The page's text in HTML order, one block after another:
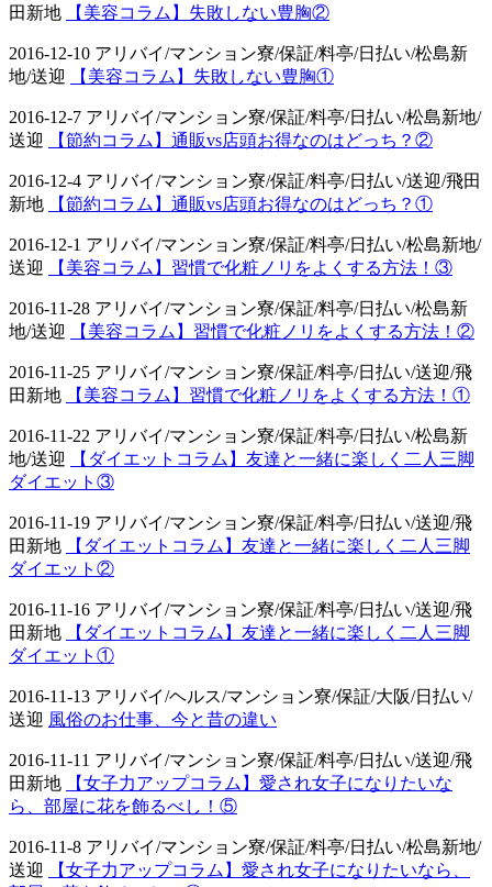
田新地
【美容コラム】失敗しない豊胸②
2016-12-10 アリバイ/マンション寮/保証/料亭/日払い/松島新
地/送迎
【美容コラム】失敗しない豊胸①
2016-12-7 アリバイ/マンション寮/保証/料亭/日払い/松島新地/
送迎
【節約コラム】通販vs店頭お得なのはどっち？②
2016-12-4 アリバイ/マンション寮/保証/料亭/日払い/送迎/飛田
新地
【節約コラム】通販vs店頭お得なのはどっち？①
2016-12-1 アリバイ/マンション寮/保証/料亭/日払い/松島新地/
送迎
【美容コラム】習慣で化粧ノリをよくする方法！③
2016-11-28 アリバイ/マンション寮/保証/料亭/日払い/松島新
地/送迎
【美容コラム】習慣で化粧ノリをよくする方法！②
2016-11-25 アリバイ/マンション寮/保証/料亭/日払い/送迎/飛
田新地
【美容コラム】習慣で化粧ノリをよくする方法！①
2016-11-22 アリバイ/マンション寮/保証/料亭/日払い/松島新
地/送迎
【ダイエットコラム】友達と一緒に楽しく二人三脚
ダイエット③
2016-11-19 アリバイ/マンション寮/保証/料亭/日払い/送迎/飛
田新地
【ダイエットコラム】友達と一緒に楽しく二人三脚
ダイエット②
2016-11-16 アリバイ/マンション寮/保証/料亭/日払い/送迎/飛
田新地
【ダイエットコラム】友達と一緒に楽しく二人三脚
ダイエット①
2016-11-13 アリバイ/ヘルス/マンション寮/保証/大阪/日払い/
送迎 風俗のお仕事、今と昔の違い
2016-11-11 アリバイ/マンション寮/保証/料亭/日払い/送迎/飛
田新地
【女子力アップコラム】愛され女子になりたいな
ら、部屋に花を飾るべし！⑤
2016-11-8 アリバイ/マンション寮/保証/料亭/日払い/松島新地/
送迎
【女子力アップコラム】愛され女子になりたいなら、